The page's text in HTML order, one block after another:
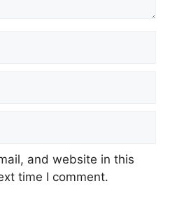
and website in this
time I comment.